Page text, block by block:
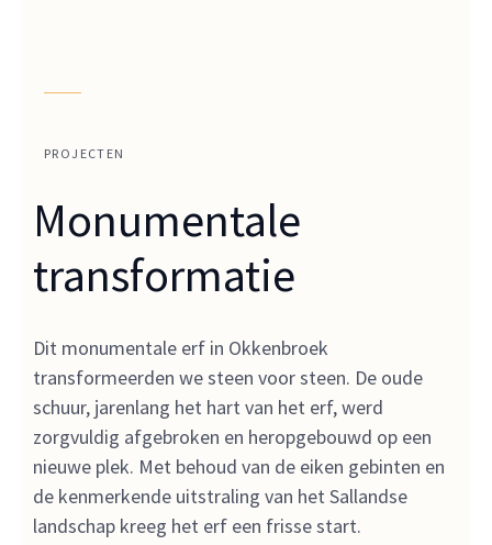
PROJECTEN
Monumentale
transformatie
Dit monumentale erf in Okkenbroek
transformeerden we steen voor steen. De oude
schuur, jarenlang het hart van het erf, werd
zorgvuldig afgebroken en heropgebouwd op een
nieuwe plek. Met behoud van de eiken gebinten en
de kenmerkende uitstraling van het Sallandse
landschap kreeg het erf een frisse start.